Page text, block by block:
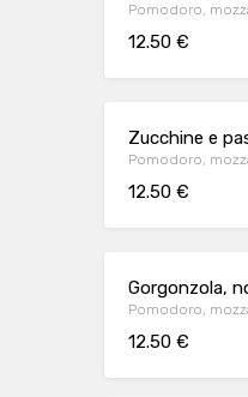
Pomodoro,
12.50 €
Zucchine e
Pomodoro,
12.50 €
Gorgonzola,
Pomodoro,
12.50 €